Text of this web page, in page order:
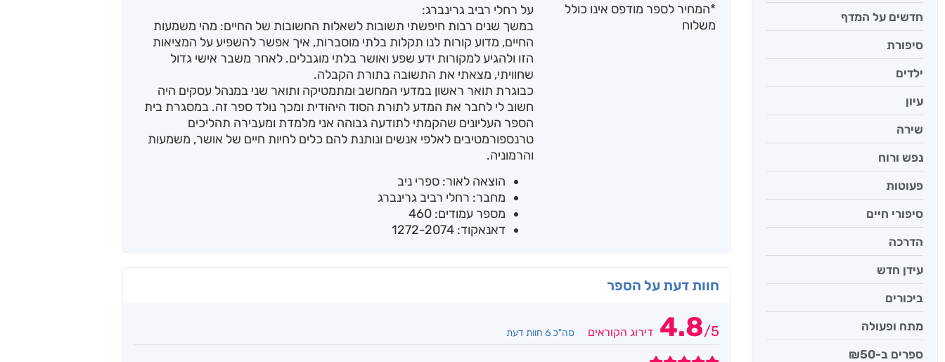
חדשים על המדף
סיפורת
ילדים
עיון
שירה
נפש ורוח
פעוטות
סיפורי חיים
הדרכה
עידן חדש
ביכורים
מתח ופעולה
ספרים ב-₪50
*המחיר לספר מודפס אינו כולל
משלוח
על רחלי רביב גרינברג:
במשך שנים רבות חיפשתי תשובות לשאלות החשובות של החיים: מהי משמעות
החיים, מדוע קורות לנו תקלות בלתי מוסברות, איך אפשר להשפיע על המציאות
הזו ולהגיע למקורות ידע שפע ואושר בלתי מוגבלים. לאחר משבר אישי גדול
שחוויתי, מצאתי את התשובה בתורת הקבלה.
כבוגרת תואר ראשון במדעי המחשב ומתמטיקה ותואר שני במנהל עסקים היה
חשוב לי לחבר את המדע לתורת הסוד היהודית ומכך נולד ספר זה. במסגרת בית
הספר העליונים שהקמתי לתודעה גבוהה אני מלמדת ומעבירה תהליכים
טרנספורמטיבים לאלפי אנשים ונותנת להם כלים לחיות חיים של אושר, משמעות
והרמוניה.
הוצאה לאור: ספרי ניב
מחבר: רחלי רביב גרינברג
מספר עמודים: 460
דאנאקוד: 1272-2074
חוות דעת על הספר
4.8/5 דירוג הקוראים סה"כ 6 חוות דעת